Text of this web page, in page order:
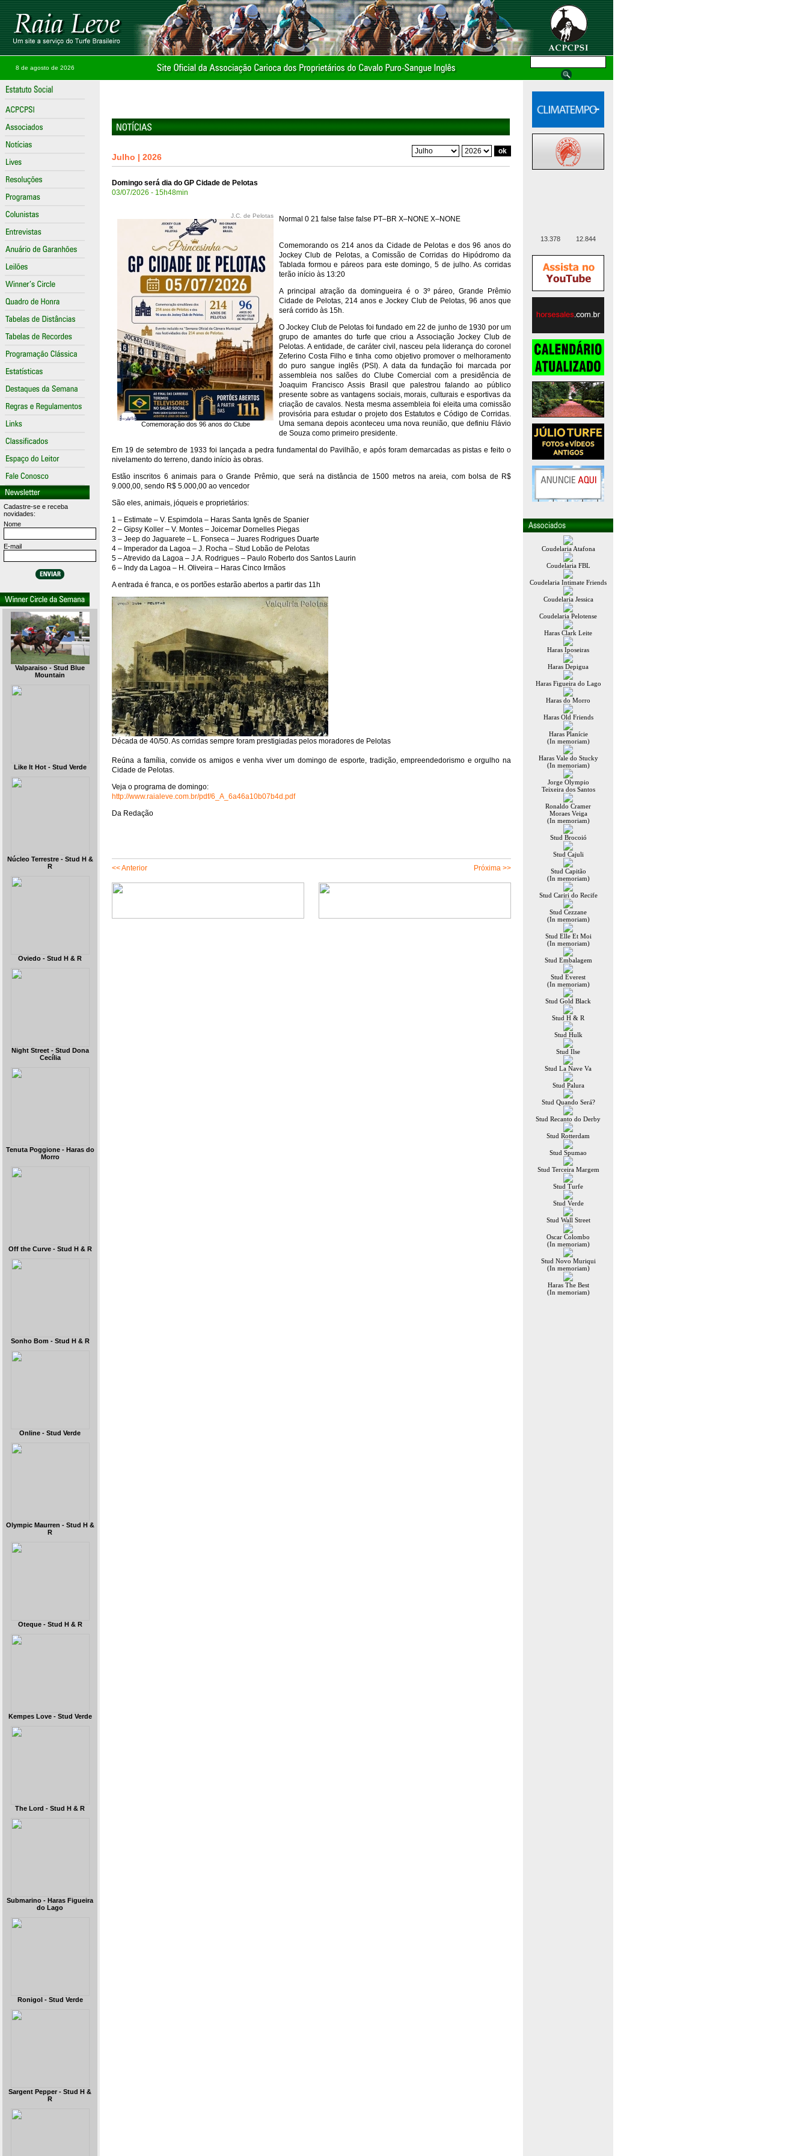
8 de agosto de 2026
Cadastre-se e receba
novidades:
Nome
E-mail
Valparaiso - Stud Blue
Mountain
Like It Hot - Stud Verde
Núcleo Terrestre - Stud H &
R
Oviedo - Stud H & R
Night Street - Stud Dona
Cecília
Tenuta Poggione - Haras do
Morro
Off the Curve - Stud H & R
Sonho Bom - Stud H & R
Online - Stud Verde
Olympic Maurren - Stud H &
R
Oteque - Stud H & R
Kempes Love - Stud Verde
The Lord - Stud H & R
Submarino - Haras Figueira
do Lago
Ronigol - Stud Verde
Sargent Pepper - Stud H &
R
Julho | 2026
Domingo será dia do GP Cidade de Pelotas
03/07/2026 - 15h48min
J.C. de Pelotas
Comemoração dos 96 anos do Clube
Normal 0 21 false false false PT–BR X–NONE X–NONE
Comemorando os 214 anos da Cidade de Pelotas e dos 96 anos do
Jockey Club de Pelotas, a Comissão de Corridas do Hipódromo da
Tablada formou e páreos para este domingo, 5 de julho. As corridas
terão início às 13:20
A principal atração da domingueira é o 3º páreo, Grande Prêmio
Cidade de Pelotas, 214 anos e Jockey Club de Pelotas, 96 anos que
será corrido às 15h.
O Jockey Club de Pelotas foi fundado em 22 de junho de 1930 por um
grupo de amantes do turfe que criou a Associação Jockey Club de
Pelotas. A entidade, de caráter civil, nasceu pela liderança do coronel
Zeferino Costa Filho e tinha como objetivo promover o melhoramento
do puro sangue inglês (PSI). A data da fundação foi marcada por
assembleia nos salões do Clube Comercial com a presidência de
Joaquim Francisco Assis Brasil que palestrou falando ao público
presente sobre as vantagens sociais, morais, culturais e esportivas da
criação de cavalos. Nesta mesma assembleia foi eleita uma comissão
provisória para estudar o projeto dos Estatutos e Código de Corridas.
Uma semana depois aconteceu uma nova reunião, que definiu Flávio
de Souza como primeiro presidente.
Em 19 de setembro de 1933 foi lançada a pedra fundamental do Pavilhão, e após foram demarcadas as pistas e feito o
nivelamento do terreno, dando início às obras.
Estão inscritos 6 animais para o Grande Prêmio, que será na distância de 1500 metros na areia, com bolsa de R$
9.000,00, sendo R$ 5.000,00 ao vencedor
São eles, animais, jóqueis e proprietários:
1 – Estimate – V. Espimdola – Haras Santa Ignês de Spanier
2 – Gipsy Koller – V. Montes – Joicemar Dornelles Piegas
3 – Jeep do Jaguarete – L. Fonseca – Juares Rodrigues Duarte
4 – Imperador da Lagoa – J. Rocha – Stud Lobão de Pelotas
5 – Atrevido da Lagoa – J.A. Rodrigues – Paulo Roberto dos Santos Laurin
6 – Indy da Lagoa – H. Oliveira – Haras Cinco Irmãos
A entrada é franca, e os portões estarão abertos a partir das 11h
Década de 40/50. As corridas sempre foram prestigiadas pelos moradores de Pelotas
Reúna a família, convide os amigos e venha viver um domingo de esporte, tradição, empreendedorismo e orgulho na
Cidade de Pelotas.
Veja o programa de domingo:
http://www.raialeve.com.br/pdf/6_A_6a46a10b07b4d.pdf
Da Redação
<< Anterior Próxima >>
13.378 12.844
Coudelaria Atafona
Coudelaria FBL
Coudelaria Intimate Friends
Coudelaria Jessica
Coudelaria Pelotense
Haras Clark Leite
Haras Iposeiras
Haras Depigua
Haras Figueira do Lago
Haras do Morro
Haras Old Friends
Haras Planície
(In memoriam)
Haras Vale do Stucky
(In memoriam)
Jorge Olympio
Teixeira dos Santos
Ronaldo Cramer
Moraes Veiga
(In memoriam)
Stud Brocoió
Stud Cajuli
Stud Capitão
(In memoriam)
Stud Cariri do Recife
Stud Cezzane
(In memoriam)
Stud Elle Et Moi
(In memoriam)
Stud Embalagem
Stud Everest
(In memoriam)
Stud Gold Black
Stud H & R
Stud Hulk
Stud Ilse
Stud La Nave Va
Stud Palura
Stud Quando Será?
Stud Recanto do Derby
Stud Rotterdam
Stud Spumao
Stud Terceira Margem
Stud Turfe
Stud Verde
Stud Wall Street
Oscar Colombo
(In memoriam)
Stud Novo Muriqui
(In memoriam)
Haras The Best
(In memoriam)